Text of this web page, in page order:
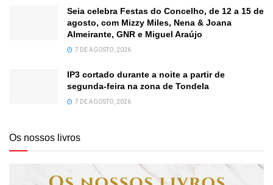
Seia celebra Festas do Concelho, de 12 a 15 de
agosto, com Mizzy Miles, Nena & Joana
Almeirante, GNR e Miguel Araújo
7 DE AGOSTO, 2026
IP3 cortado durante a noite a partir de
segunda-feira na zona de Tondela
7 DE AGOSTO, 2026
Os nossos livros